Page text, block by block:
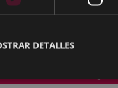
DETALLES